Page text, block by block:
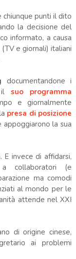
chiunque punti il dito
la decisione del
informato, a causa
e giornali) italiani
documentandone i
ilsuo programma
e giornalmente
presa di posizione
la sua
E invece di affidarsi,
collaboratori (e
ma comodi
al mondo per le
attende nel XXI
di origine cinese,
ai problemi